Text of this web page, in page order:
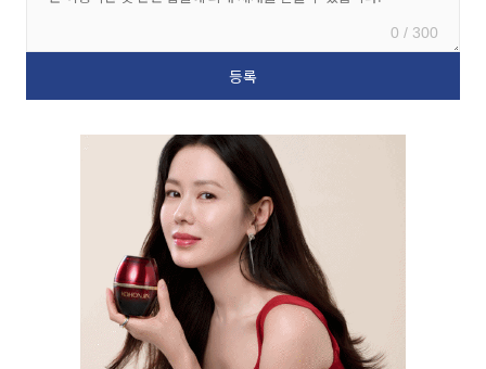
0 / 300